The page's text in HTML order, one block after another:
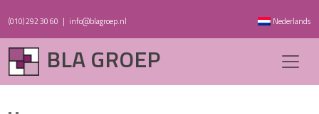
(010) 292 30 60 | info@blagroep.nl Nederlands
BLA GROEP